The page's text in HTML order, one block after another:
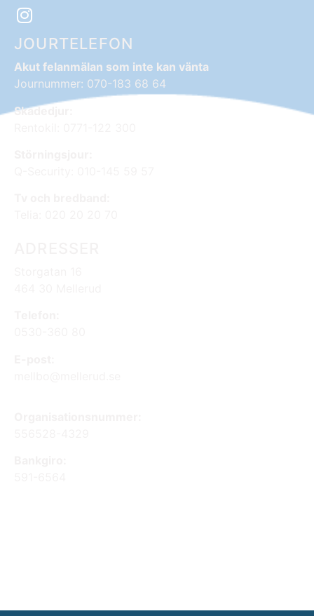
JOURTELEFON
Akut felanmälan som inte kan vänta
Journummer: 070-183 68 64
Skadedjur: